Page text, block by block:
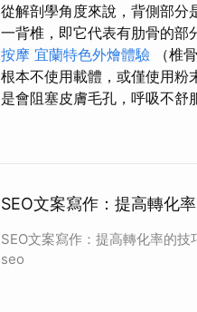
從解剖學角度來說，背側部分
一背椎，即它代表有肋骨的部
按摩 宜蘭特色外燴體驗 （椎
根本不使用載體，或僅使用粉
是會阻塞皮膚毛孔，呼吸不舒
SEO文案寫作：提高轉化
SEO文案寫作：提高轉化率的技
seo